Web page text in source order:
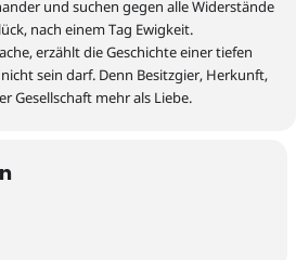
und suchen gegen alle Widerstände
nach einem Tag Ewigkeit.
erzählt die Geschichte einer tiefen
sein darf. Denn Besitzgier, Herkunft,
Gesellschaft mehr als Liebe.